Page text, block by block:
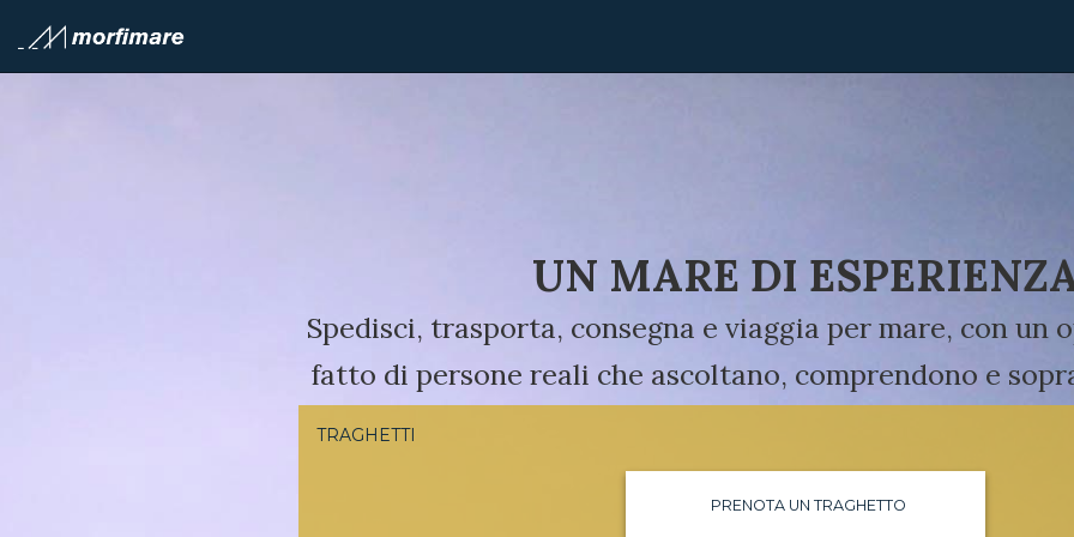
UN MARE DI
Spedisci, trasporta, consegna e viaggia per mare, con un
fatto di persone reali che ascoltano, comprendono e
TRAGHETTI
PRENOTA UN TRAGHETTO